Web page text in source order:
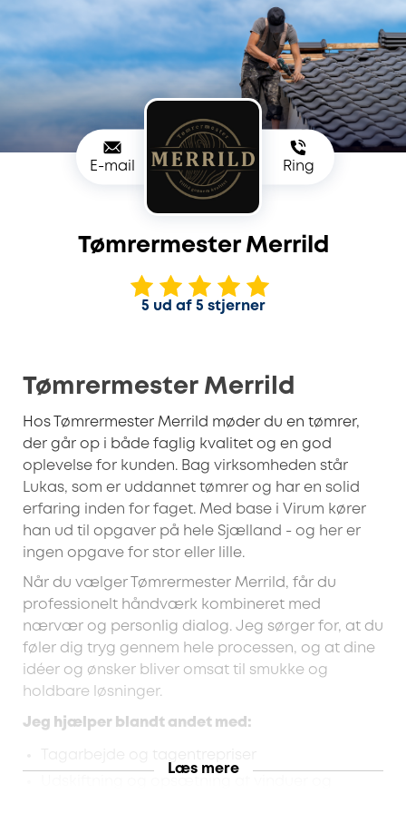
E-mail Ring
Tømrermester Merrild
5 ud af 5 stjerner
Tømrermester Merrild
Hos Tømrermester Merrild møder du en tømrer,
der går op i både faglig kvalitet og en god
oplevelse for kunden. Bag virksomheden står
Lukas, som er uddannet tømrer og har en solid
erfaring inden for faget. Med base i Virum kører
han ud til opgaver på hele Sjælland - og her er
ingen opgave for stor eller lille.
Når du vælger Tømrermester Merrild, får du
professionelt håndværk kombineret med
nærvær og personlig dialog. Jeg sørger for, at du
føler dig tryg gennem hele processen, og at dine
idéer og ønsker bliver omsat til smukke og
holdbare løsninger.
Jeg hjælper blandt andet med:
Læs mere